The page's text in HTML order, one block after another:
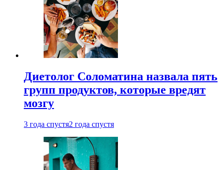
Диетолог Соломатина назвала пять
групп продуктов, которые вредят
мозгу
3 года спустя2 года спустя